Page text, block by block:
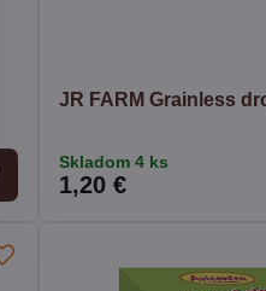
JR FARM Grainless
Skladom 4 ks
1,20 €